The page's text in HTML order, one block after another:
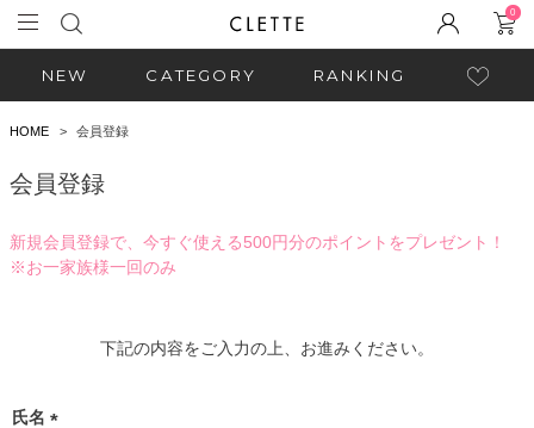
0
NEW CATEGORY RANKING
HOME 会員登録
会員登録
新規会員登録で、今すぐ使える500円分のポイントをプレゼント！
※お一家族様一回のみ
下記の内容をご入力の上、お進みください。
氏名